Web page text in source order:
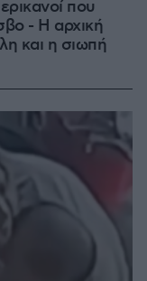
που
- Η αρχική
και η σιωπή